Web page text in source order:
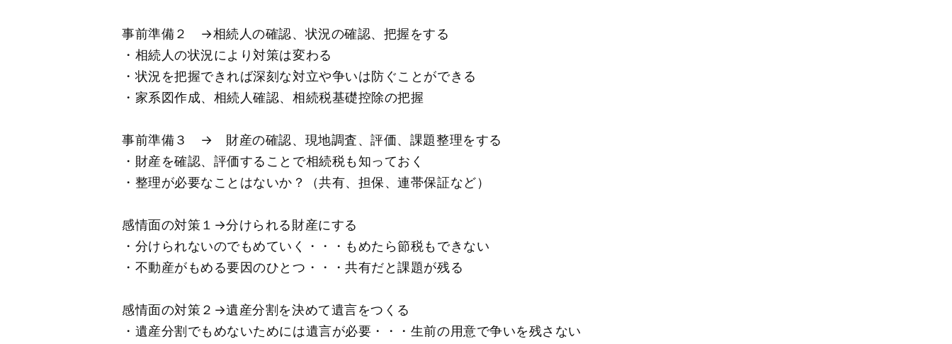
事前準備２ →相続人の確認、状況の確認、把握をする
・相続人の状況により対策は変わる
・状況を把握できれば深刻な対立や争いは防ぐことができる
・家系図作成、相続人確認、相続税基礎控除の把握
事前準備３ → 財産の確認、現地調査、評価、課題整理をする
・財産を確認、評価することで相続税も知っておく
・整理が必要なことはないか？（共有、担保、連帯保証など）
感情面の対策１→分けられる財産にする
・分けられないのでもめていく・・・もめたら節税もできない
・不動産がもめる要因のひとつ・・・共有だと課題が残る
感情面の対策２→遺産分割を決めて遺言をつくる
・遺産分割でもめないためには遺言が必要・・・生前の用意で争いを残さない